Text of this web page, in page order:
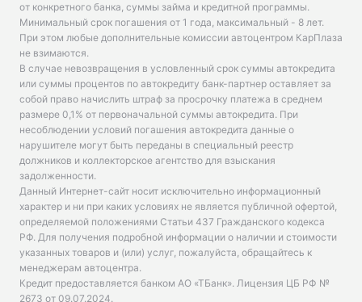
от конкретного банка, суммы займа и кредитной программы.
Минимальный срок погашения от 1 года, максимальный - 8 лет.
При этом любые дополнительные комиссии автоцентром КарПлаза
не взимаются.
В случае невозвращения в условленный срок суммы автокредита
или суммы процентов по автокредиту банк-партнер оставляет за
собой право начислить штраф за просрочку платежа в среднем
размере 0,1% от первоначальной суммы автокредита. При
несоблюдении условий погашения автокредита данные о
нарушителе могут быть переданы в специальный реестр
должников и коллекторское агентство для взыскания
задолженности.
Данный Интернет-сайт носит исключительно информационный
характер и ни при каких условиях не является публичной офертой,
определяемой положениями Статьи 437 Гражданского кодекса
РФ. Для получения подробной информации о наличии и стоимости
указанных товаров и (или) услуг, пожалуйста, обращайтесь к
менеджерам автоцентра.
Кредит предоставляется банком АО «ТБанк». Лицензия ЦБ РФ №
2673 от 09.07.2024.